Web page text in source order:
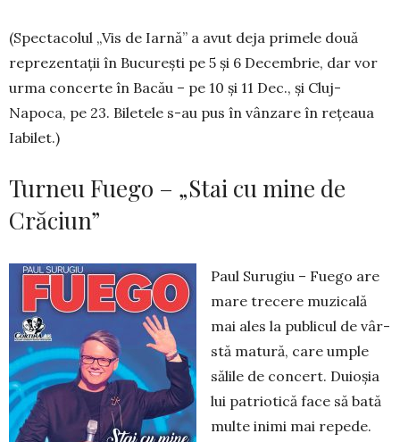
(Spectacolul „Vis de Iarnă” a avut deja primele două
reprezentații în București pe 5 și 6 De­cem­brie, dar vor
urma concerte în Bacău – pe 10 și 11 Dec., și Cluj-
Napoca, pe 23. Biletele s-au pus în vânzare în rețeaua
Iabilet.)
Turneu Fuego – „Stai cu mine de
Crăciun”
Paul Surugiu – Fuego are
mare tre­cere mu­zicală
mai ales la publicul de vâr­
stă matură, care umple
sălile de con­cert. Duioșia
lui pa­triotică face să bată
multe inimi mai re­pede.